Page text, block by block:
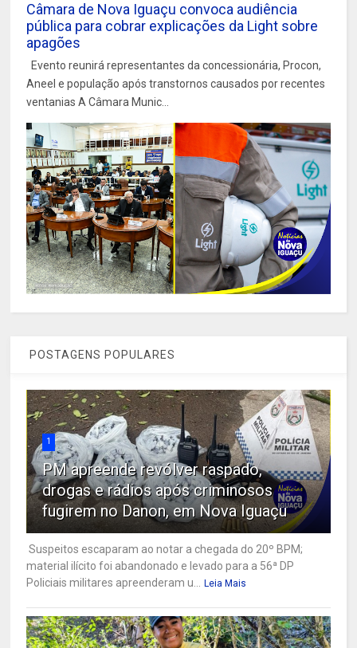
Câmara de Nova Iguaçu convoca audiência
pública para cobrar explicações da Light sobre
apagões
Evento reunirá representantes da concessionária, Procon,
Aneel e população após transtornos causados por recentes
ventanias A Câmara Munic...
POSTAGENS POPULARES
1
PM apreende revólver raspado,
drogas e rádios após criminosos
fugirem no Danon, em Nova Iguaçu
Suspeitos escaparam ao notar a chegada do 20º BPM;
material ilícito foi abandonado e levado para a 56ª DP
Policiais militares apreenderam u...
Leia Mais